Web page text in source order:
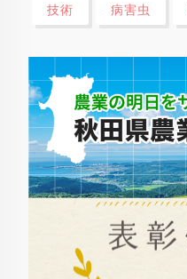
技術 病害虫